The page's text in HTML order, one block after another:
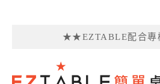
★★EZTABLE配合